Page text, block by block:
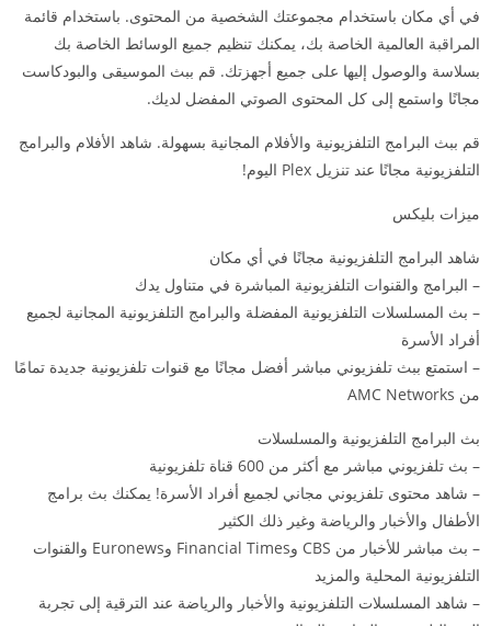
في أي مكان باستخدام مجموعتك الشخصية من المحتوى. باستخدام قائمة
المراقبة العالمية الخاصة بك، يمكنك تنظيم جميع الوسائط الخاصة بك
بسلاسة والوصول إليها على جميع أجهزتك. قم ببث الموسيقى والبودكاست
مجانًا واستمع إلى كل المحتوى الصوتي المفضل لديك.
قم ببث البرامج التلفزيونية والأفلام المجانية بسهولة. شاهد الأفلام والبرامج
التلفزيونية مجانًا عند تنزيل Plex اليوم!
ميزات بليكس
شاهد البرامج التلفزيونية مجانًا في أي مكان
– البرامج والقنوات التلفزيونية المباشرة في متناول يدك
– بث المسلسلات التلفزيونية المفضلة والبرامج التلفزيونية المجانية لجميع
أفراد الأسرة
– استمتع ببث تلفزيوني مباشر أفضل مجانًا مع قنوات تلفزيونية جديدة تمامًا
من AMC Networks
بث البرامج التلفزيونية والمسلسلات
– بث تلفزيوني مباشر مع أكثر من 600 قناة تلفزيونية
– شاهد محتوى تلفزيوني مجاني لجميع أفراد الأسرة! يمكنك بث برامج
الأطفال والأخبار والرياضة وغير ذلك الكثير
– بث مباشر للأخبار من CBS وFinancial Times وEuronews والقنوات
التلفزيونية المحلية والمزيد
– شاهد المسلسلات التلفزيونية والأخبار والرياضة عند الترقية إلى تجربة